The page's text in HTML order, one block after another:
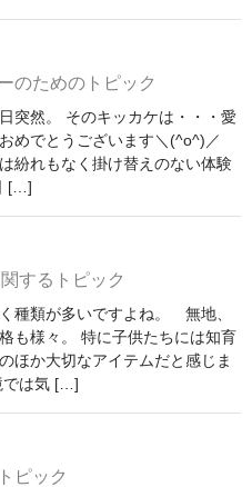
のためのトピック
突然。 そのキッカケは・・・愛
めでとうございます＼(^o^)／
紛れもなく掛け替えのない体験
[…]
するトピック
種類が多いですよね。 無地、
も様々。 特に子供たちには知育
ほか大切なアイテムだと感じま
では気 […]
ピック